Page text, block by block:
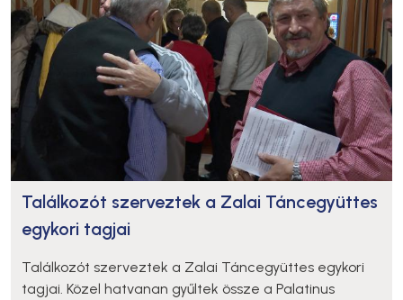
Találkozót szerveztek a Zalai Táncegyüttes
egykori tagjai
Találkozót szerveztek a Zalai Táncegyüttes egykori
tagjai. Közel hatvanan gyűltek össze a Palatinus